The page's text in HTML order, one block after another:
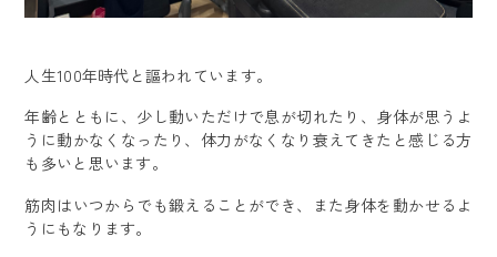
人生100年時代と謳われています。
年齢とともに、少し動いただけで息が切れたり、身体が思うよ
うに動かなくなったり、体力がなくなり衰えてきたと感じる方
も多いと思います。
筋肉はいつからでも鍛えることができ、また身体を動かせるよ
うにもなります。